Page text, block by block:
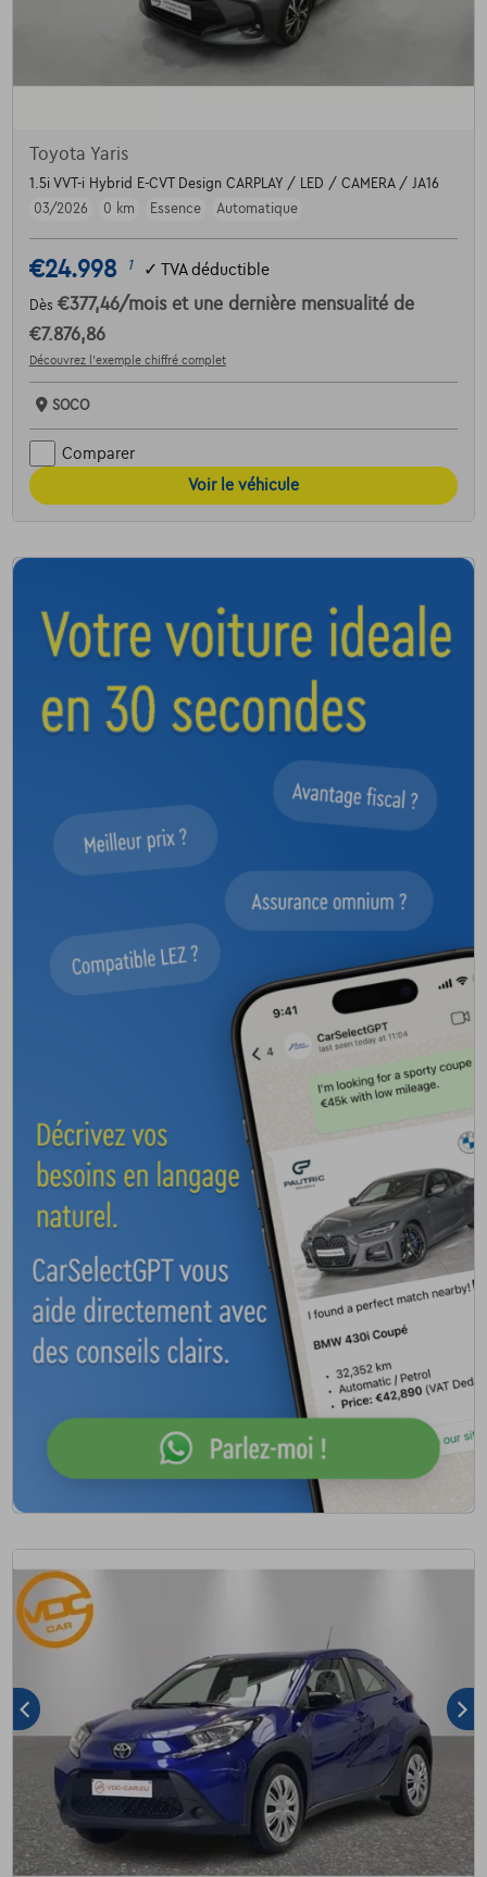
Toyota Yaris
1.5i VVT-i Hybrid E-CVT Design CARPLAY / LED / CAMERA / JA16
03/2026
0 km Essence Automatique
€24.998 1 ✓ TVA déductible
Dès €377,46/mois et une dernière mensualité de
€7.876,86
Découvrez l’exemple chiffré complet
SOCO
Comparer
Voir le véhicule